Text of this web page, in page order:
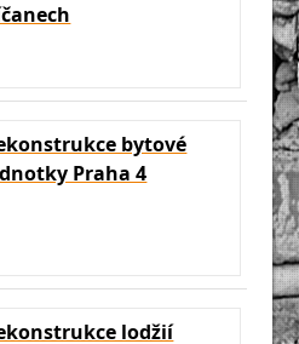
bytové
Praha 4
lodžií